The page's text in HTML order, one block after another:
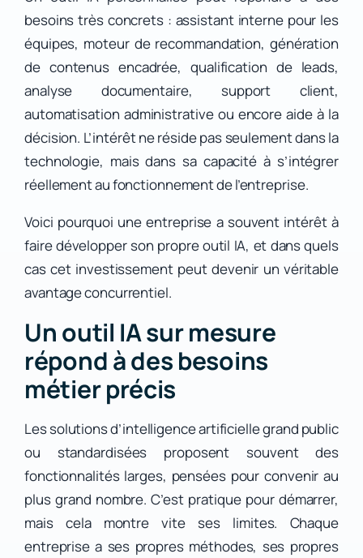
besoins très concrets : assistant interne pour les
équipes, moteur de recommandation, génération
de contenus encadrée, qualification de leads,
analyse documentaire, support client,
automatisation administrative ou encore aide à la
décision. L’intérêt ne réside pas seulement dans la
technologie, mais dans sa capacité à s’intégrer
réellement au fonctionnement de l’entreprise.
Voici pourquoi une entreprise a souvent intérêt à
faire développer son propre outil IA, et dans quels
cas cet investissement peut devenir un véritable
avantage concurrentiel.
Un outil IA sur mesure
répond à des besoins
métier précis
Les solutions d’intelligence artificielle grand public
ou standardisées proposent souvent des
fonctionnalités larges, pensées pour convenir au
plus grand nombre. C’est pratique pour démarrer,
mais cela montre vite ses limites. Chaque
entreprise a ses propres méthodes, ses propres